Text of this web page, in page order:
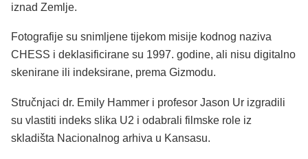
iznad Zemlje.
Fotografije su snimljene tijekom misije kodnog naziva
CHESS i deklasificirane su 1997. godine, ali nisu digitalno
skenirane ili indeksirane, prema Gizmodu.
Stručnjaci dr. Emily Hammer i profesor Jason Ur izgradili
su vlastiti indeks slika U2 i odabrali filmske role iz
skladišta Nacionalnog arhiva u Kansasu.